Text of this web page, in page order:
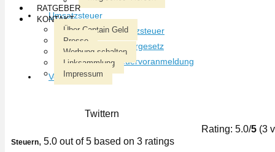
RATGEBER
KONTAKT
Über Captain Geld
Presse
Werbung schalten
Linksammlung
Impressum
Umsatzsteuer
Einfuhrumsatzsteuer
Umsatzsteuergesetz
Umsatzsteuervoranmeldung
Vorsteuer
Twittern
Rating: 5.0/5 (3
Steuern, 5.0 out of5 based on 3 ratings